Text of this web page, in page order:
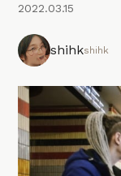
2022.03.15
shihkshihk